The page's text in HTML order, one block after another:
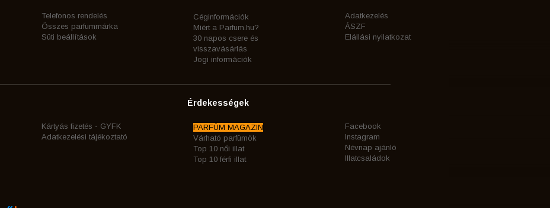
Telefonos rendelés
Összes parfummárka
Süti beállítások
Céginformációk
Miért a Parfum.hu?
30 napos csere és
visszavásárlás
Jogi információk
Adatkezelés
ÁSZF
Elállási nyilatkozat
Kártyás fizetés - GYFK
Adatkezelési tájékoztató
Érdekességek
PARFÜM MAGAZIN
Várható parfümök
Top 10 női illat
Top 10 férfi illat
Facebook
Instagram
Névnap ajánló
Illatcsaládok